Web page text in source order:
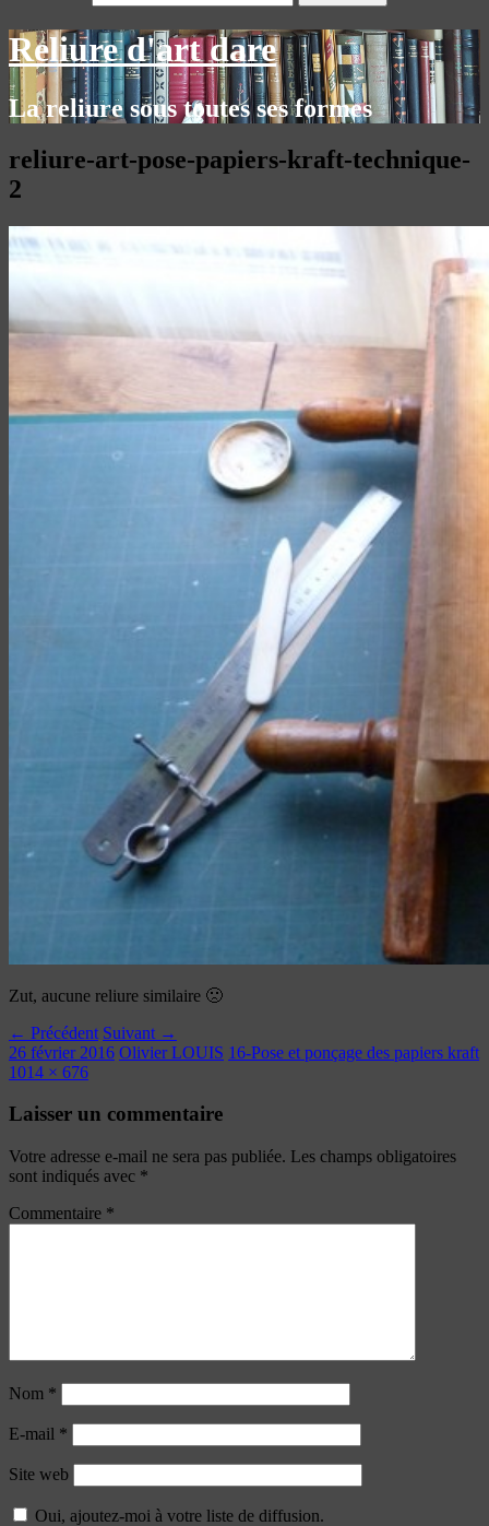
Reliure d'art dare
La reliure sous toutes ses formes
reliure-art-pose-papiers-kraft-technique-
2
Zut, aucune reliure similaire 🙁
← Précédent Suivant →
26 février 2016 Olivier LOUIS 16-Pose et ponçage des papiers kraft
1014 × 676
Laisser un commentaire
Votre adresse e-mail ne sera pas publiée. Les champs obligatoires
sont indiqués avec *
Commentaire *
Nom *
E-mail *
Site web
Oui, ajoutez-moi à votre liste de diffusion.